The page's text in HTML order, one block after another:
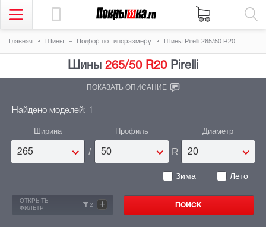
Главная Шины Подбор по типоразмеру Шины Pirelli 265/50 R20
Шины 265/50 R20 Pirelli
ПОКАЗАТЬ ОПИСАНИЕ
Найдено моделей: 1
Ширина
265 /
Профиль
50 R
Диаметр
20
Зима Лето
ОТКРЫТЬ
ФИЛЬТР
2 +